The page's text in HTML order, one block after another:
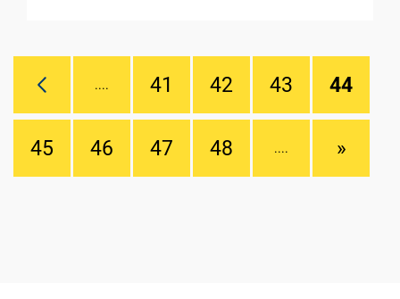
.... 41 42 43 44
45 46 47 48 .... »